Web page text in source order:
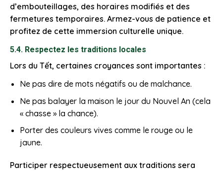
d’embouteillages, des horaires modifiés et des
fermetures temporaires. Armez-vous de patience et
profitez de cette immersion culturelle unique.
5.4. Respectez les traditions locales
Lors du Tết, certaines croyances sont importantes :
Ne pas dire de mots négatifs ou de malchance.
Ne pas balayer la maison le jour du Nouvel An (cela
« chasse » la chance).
Porter des couleurs vives comme le rouge ou le
jaune.
Participer respectueusement aux traditions sera